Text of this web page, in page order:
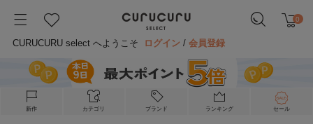
0
CURUCURU select へようこそ ログイン /会員登録
新作 カテゴリ ブランド ランキング セール